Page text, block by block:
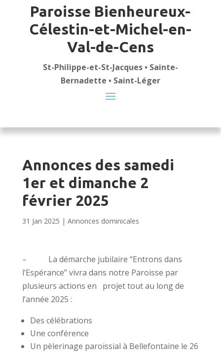
Paroisse Bienheureux-
Célestin-et-Michel-en-
Val-de-Cens
St-Philippe-et-St-Jacques • Sainte-
Bernadette • Saint-Léger
Annonces des samedi
1er et dimanche 2
février 2025
31 Jan 2025 | Annonces dominicales
– La démarche jubilaire “Entrons dans
l’Espérance” vivra dans notre Paroisse par
plusieurs actions en projet tout au long de
l’année 2025 :
Des célébrations
Une conférence
Un pèlerinage paroissial à Bellefontaine le 26